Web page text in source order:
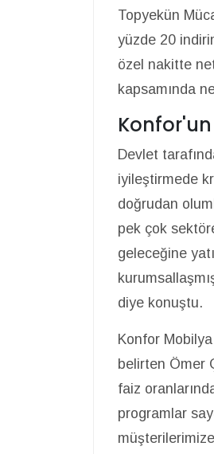
Topyekün
yüzde 20
özel nakitte
kapsamında
Devlet
iyileştirmede
doğrudan
pek çok
geleceğine
diye konuştu.
Konfor
belirten Ömer
faiz
programlar